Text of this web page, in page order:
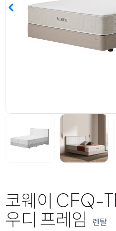
코웨이 CFQ-
우디 프레임
렌탈